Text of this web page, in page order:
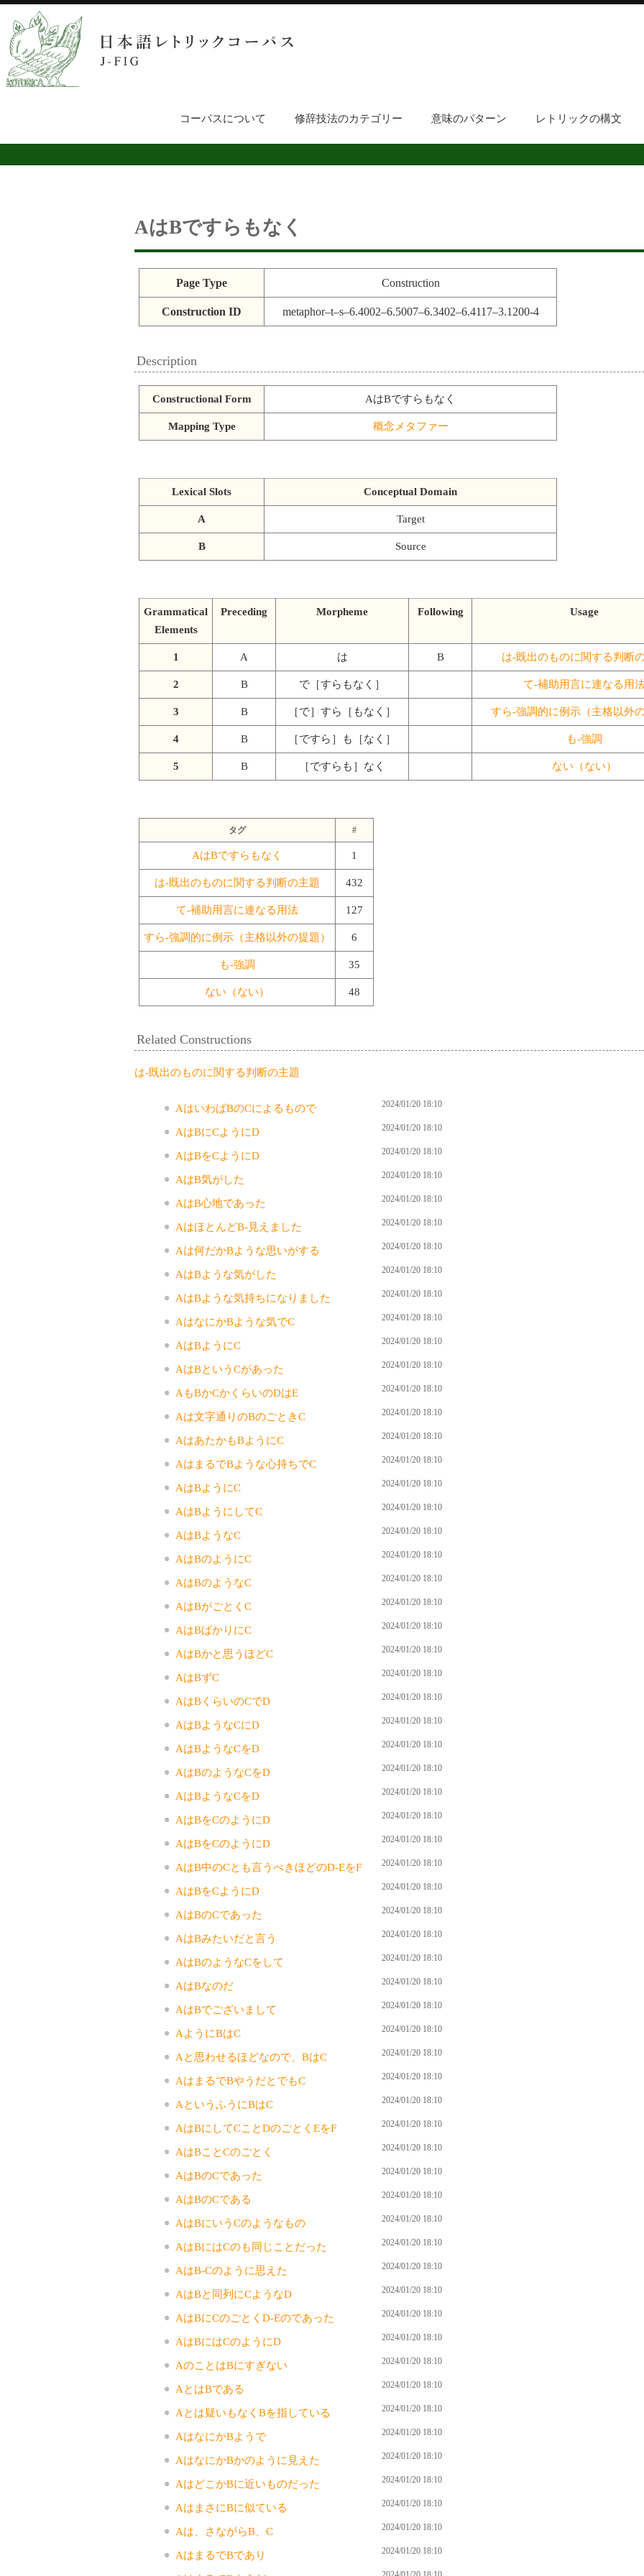
コーパスについて 修辞技法のカテゴリー 意味のパターン レトリックの構文
AはBですらもなく
Page Type Construction
Construction ID metaphor–t–s–6.4002–6.5007–6.3402–6.4117–3.1200-4
Description
Constructional Form AはBですらもなく
Mapping Type 概念メタファー
Lexical Slots Conceptual Domain
A Target
B Source
Grammatical
Elements
Preceding Morpheme Following Usage
1 A は B は-既出のものに関する判断
2 B で［すらもなく］ て-補助用言に連なる用
3 B ［で］すら［もなく］ すら-強調的に例示（主格以外の
4 B ［ですら］も［なく］ も-強調
5 B ［ですらも］なく ない（ない）
タグ #
AはBですらもなく 1
は-既出のものに関する判断の主題 432
て-補助用言に連なる用法 127
すら-強調的に例示（主格以外の提題） 6
も-強調 35
ない（ない） 48
Related Constructions
は-既出のものに関する判断の主題
AはいわばBのCによるもので 2024/01/20 18:10
AはBにCようにD 2024/01/20 18:10
AはBをCようにD 2024/01/20 18:10
AはB気がした 2024/01/20 18:10
AはB心地であった 2024/01/20 18:10
AはほとんどB-見えました 2024/01/20 18:10
Aは何だかBような思いがする 2024/01/20 18:10
AはBような気がした 2024/01/20 18:10
AはBような気持ちになりました 2024/01/20 18:10
AはなにかBような気でC 2024/01/20 18:10
AはBようにC 2024/01/20 18:10
AはBというCがあった 2024/01/20 18:10
AもBかCかくらいのDはE 2024/01/20 18:10
Aは文字通りのBのごときC 2024/01/20 18:10
AはあたかもBようにC 2024/01/20 18:10
AはまるでBような心持ちでC 2024/01/20 18:10
AはBようにC 2024/01/20 18:10
AはBようにしてC 2024/01/20 18:10
AはBようなC 2024/01/20 18:10
AはBのようにC 2024/01/20 18:10
AはBのようなC 2024/01/20 18:10
AはBがごとくC 2024/01/20 18:10
AはBばかりにC 2024/01/20 18:10
AはBかと思うほどC 2024/01/20 18:10
AはBずC 2024/01/20 18:10
AはBくらいのCでD 2024/01/20 18:10
AはBようなCにD 2024/01/20 18:10
AはBようなCをD 2024/01/20 18:10
AはBのようなCをD 2024/01/20 18:10
AはBようなCをD 2024/01/20 18:10
AはBをCのようにD 2024/01/20 18:10
AはBをCのようにD 2024/01/20 18:10
AはB中のCとも言うべきほどのD-EをF 2024/01/20 18:10
AはBをCようにD 2024/01/20 18:10
AはBのCであった 2024/01/20 18:10
AはBみたいだと言う 2024/01/20 18:10
AはBのようなCをして 2024/01/20 18:10
AはBなのだ 2024/01/20 18:10
AはBでございまして 2024/01/20 18:10
AようにBはC 2024/01/20 18:10
Aと思わせるほどなので、BはC 2024/01/20 18:10
AはまるでBやうだとでもC 2024/01/20 18:10
AというふうにBはC 2024/01/20 18:10
AはBにしてCことDのごとくEをF 2024/01/20 18:10
AはBことCのごとく 2024/01/20 18:10
AはBのCであった 2024/01/20 18:10
AはBのCである 2024/01/20 18:10
AはBにいうCのようなもの 2024/01/20 18:10
AはBにはCのも同じことだった 2024/01/20 18:10
AはB-Cのように思えた 2024/01/20 18:10
AはBと同列にCようなD 2024/01/20 18:10
AはBにCのごとくD-Eのであった 2024/01/20 18:10
AはBにはCのようにD 2024/01/20 18:10
AのことはBにすぎない 2024/01/20 18:10
AとはBである 2024/01/20 18:10
Aとは疑いもなくBを指している 2024/01/20 18:10
AはなにかBようで 2024/01/20 18:10
AはなにかBかのように見えた 2024/01/20 18:10
AはどこかBに近いものだった 2024/01/20 18:10
AはまさにBに似ている 2024/01/20 18:10
Aは、さながらB、C 2024/01/20 18:10
AはまるでBであり 2024/01/20 18:10